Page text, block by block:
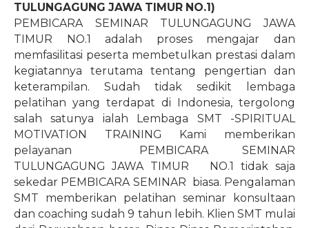
TULUNGAGUNG JAWA TIMUR NO.1)
PEMBICARA SEMINAR TULUNGAGUNG JAWA
TIMUR NO.1 adalah proses mengajar dan
memfasilitasi peserta membetulkan prestasi dalam
kegiatannya terutama tentang pengertian dan
keterampilan. Sudah tidak sedikit lembaga
pelatihan yang terdapat di Indonesia, tergolong
salah satunya ialah Lembaga SMT -SPIRITUAL
MOTIVATION TRAINING Kami memberikan
pelayanan
PEMBICARA SEMINAR
TULUNGAGUNG JAWA TIMUR NO.1 tidak saja
sekedar PEMBICARA SEMINAR biasa. Pengalaman
SMT memberikan pelatihan seminar konsultaan
dan coaching sudah 9 tahun lebih. Klien SMT mulai